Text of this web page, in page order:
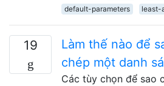
default-parameters
least-
19
Làm thế nào để
chép một danh
Các tùy chọn để sao